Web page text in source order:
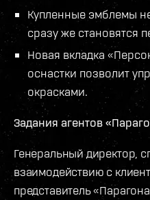
Купленные эмблемы
сразу же становятся
Новая вкладка
оснастки позволит
окрасками.
Задания агентов
Генеральный директор,
взаимодействию с
представитель